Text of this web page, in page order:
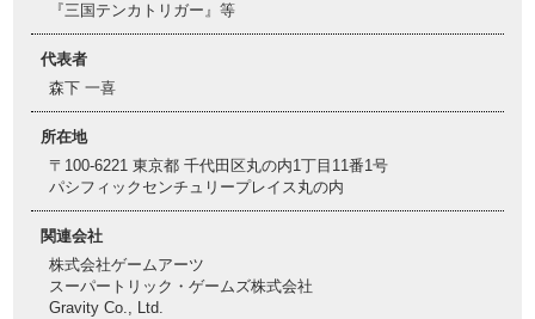
『三国テンカトリガー』等
代表者
森下 一喜
所在地
〒100-6221 東京都 千代田区丸の内1丁目11番1号
パシフィックセンチュリープレイス丸の内
関連会社
株式会社ゲームアーツ
スーパートリック・ゲームズ株式会社
Gravity Co., Ltd.